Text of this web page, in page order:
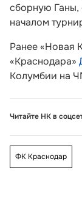
сборную Ганы,
началом
Ранее «Новая
«Краснодара»
Колумбии на
Читайте НК в
ФК Краснодар